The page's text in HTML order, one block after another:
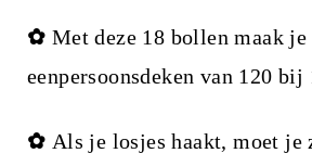
✿ Met deze 18 bollen maak je
eenpersoonsdeken van 120 bij
✿ Als je losjes haakt, moet je